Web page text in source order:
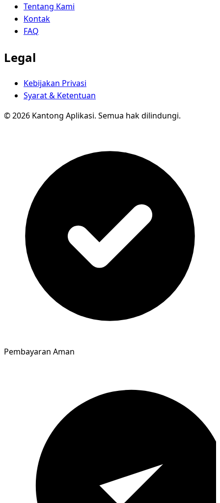
Tentang Kami
Kontak
FAQ
Legal
Kebijakan Privasi
Syarat & Ketentuan
© 2026 Kantong Aplikasi. Semua hak dilindungi.
Pembayaran Aman